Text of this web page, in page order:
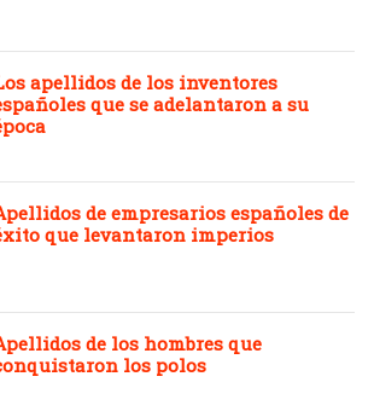
apellidos de los inventores
que se adelantaron a su
de empresarios españoles de
que levantaron imperios
de los hombres que
los polos